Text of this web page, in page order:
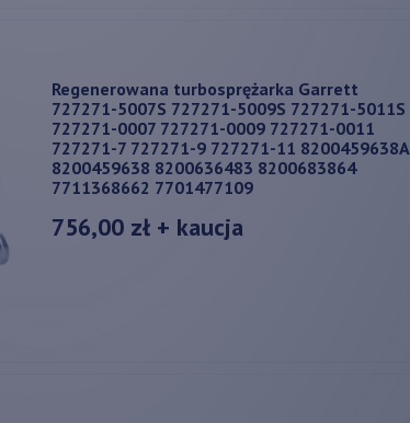
Regenerowana turbosprężarka Garrett
727271-5007S 727271-5009S 727271-5011S
727271-0007 727271-0009 727271-0011
727271-7 727271-9 727271-11 8200459638A
8200459638 8200636483 8200683864
7711368662 7701477109
756,00 zł + kaucja